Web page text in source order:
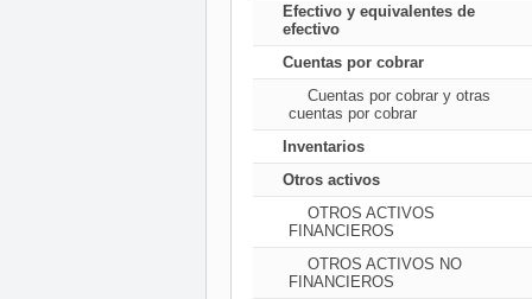
Efectivo y equivalentes de
efectivo
Cuentas por cobrar
Cuentas por cobrar y otras
cuentas por cobrar
Inventarios
Otros activos
OTROS ACTIVOS
FINANCIEROS
OTROS ACTIVOS NO
FINANCIEROS